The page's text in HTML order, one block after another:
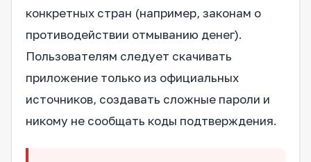
конкретных стран (например, законам о
противодействии отмыванию денег).
Пользователям следует скачивать
приложение только из официальных
источников, создавать сложные пароли и
никому не сообщать коды подтверждения.